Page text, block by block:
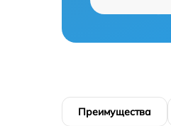
Преимущества